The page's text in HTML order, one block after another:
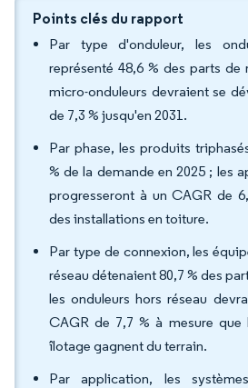
Points clés du rapport
Par type d'onduleur, les
représenté 48,6 % des parts de
micro-onduleurs devraient se
de 7,3 % jusqu'en 2031.
Par phase, les produits
% de la demande en 2025 ; les
progresseront à un CAGR de
des installations en toiture.
Par type de connexion, les
réseau détenaient 80,7 % des
les onduleurs hors réseau
CAGR de 7,7 % à mesure que
îlotage gagnent du terrain.
Par application, les